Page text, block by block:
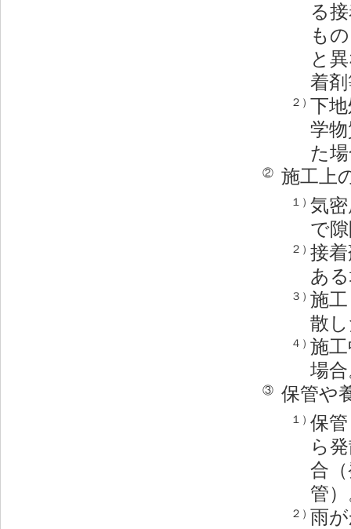
る
も
と
着
２）下
学
た
② 施工上
１）気
で
２）接
あ
３）施
散
４）施
場
③ 保管や
１）保
ら
合
管
２）雨